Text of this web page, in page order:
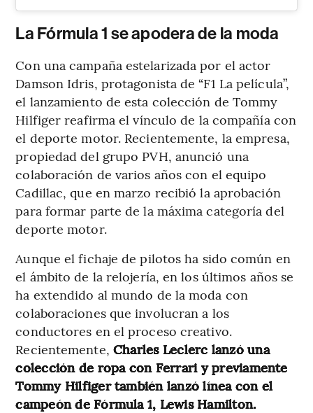
La Fórmula 1 se apodera de la moda
Con una campaña estelarizada por el actor
Damson Idris, protagonista de “F1 La película”,
el lanzamiento de esta colección de Tommy
Hilfiger reafirma el vínculo de la compañía con
el deporte motor. Recientemente, la empresa,
propiedad del grupo PVH, anunció una
colaboración de varios años con el equipo
Cadillac, que en marzo recibió la aprobación
para formar parte de la máxima categoría del
deporte motor.
Aunque el fichaje de pilotos ha sido común en
el ámbito de la relojería, en los últimos años se
ha extendido al mundo de la moda con
colaboraciones que involucran a los
conductores en el proceso creativo.
Recientemente, Charles Leclerc lanzó una
colección de ropa con Ferrari y previamente
Tommy Hilfiger también lanzó línea con el
campeón de Fórmula 1, Lewis Hamilton.